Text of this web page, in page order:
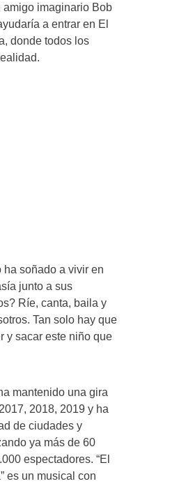
amigo imaginario Bob
a entrar en El
donde todos los
ha soñado a vivir en
junto a sus
Ríe, canta, baila y
Tan solo hay que
y sacar este niño que
mantenido una gira
2018, 2019 y ha
de ciudades y
ya más de 60
espectadores. “El
es un musical con